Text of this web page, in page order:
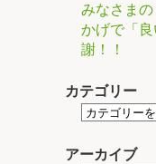
みなさま
かげで「
謝！！
カテゴリー
アーカイブ